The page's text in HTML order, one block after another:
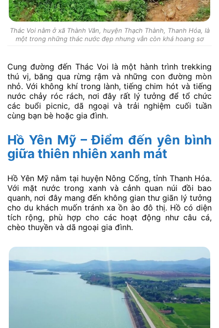
Thác Voi nằm ở xã Thành Vân, huyện Thạch Thành, Thanh Hóa, là
một trong những thác nước đẹp nhưng vẫn còn khá hoang sơ
Cung đường đến Thác Voi là một hành trình trekking
thú vị, băng qua rừng rậm và những con đường mòn
nhỏ. Với không khí trong lành, tiếng chim hót và tiếng
nước chảy róc rách, nơi đây rất lý tưởng để tổ chức
các buổi picnic, dã ngoại và trải nghiệm cuối tuần
cùng bạn bè hoặc gia đình.
Hồ Yên Mỹ – Điểm đến yên bình
giữa thiên nhiên xanh mát
Hồ Yên Mỹ nằm tại huyện Nông Cống, tỉnh Thanh Hóa.
Với mặt nước trong xanh và cảnh quan núi đồi bao
quanh, nơi đây mang đến không gian thư giãn lý tưởng
cho du khách muốn tránh xa ồn ào đô thị. Hồ có diện
tích rộng, phù hợp cho các hoạt động như câu cá,
chèo thuyền và dã ngoại gia đình.